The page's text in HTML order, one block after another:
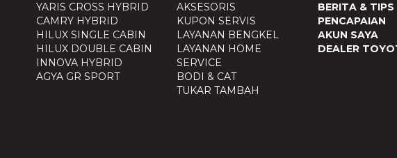
YARIS CROSS HYBRID
CAMRY HYBRID
HILUX SINGLE CABIN
HILUX DOUBLE CABIN
INNOVA HYBRID
AGYA GR SPORT
AKSESORIS
KUPON SERVIS
LAYANAN BENGKEL
LAYANAN HOME
SERVICE
BODI & CAT
TUKAR TAMBAH
BERITA & TIPS
PENCAPAIAN
AKUN SAYA
DEALER